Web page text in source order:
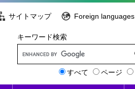
サイトマップ Foreign languages
キーワード検索
すべて ページ